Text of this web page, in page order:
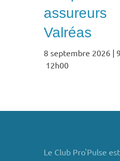
assureurs
Valréas
8 septembre 2026 |
12h00
Le Club Pro'Pulse